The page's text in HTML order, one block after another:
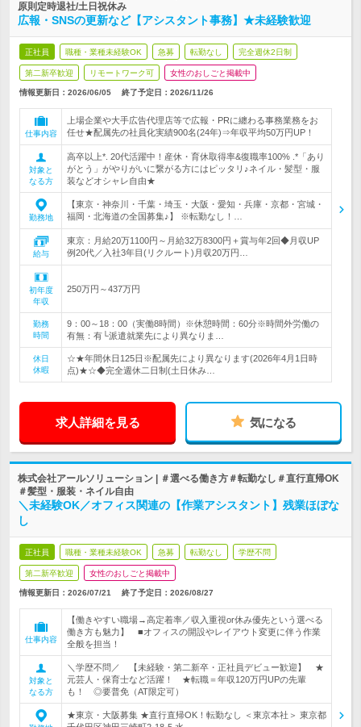
原則定時退社/土日祝休み
広報・SNSの更新など【アシスタント事務】★未経験歓迎
正社員 職種・業種未経験OK 急募 転勤なし 完全週休2日制
第二新卒歓迎 リモートワーク可 女性のおしごと掲載中
情報更新日：2026/06/05 終了予定日： 2026/11/26
仕事内容
上場企業や大手広告代理店等で広報・PRに纏わる事務業務をお
任せ★配属先の社員化実績900名(24年)⇒年収平均50万円UP！
対象と
なる方
高卒以上*. 20代活躍中！産休・育休取得率&復職率100% .*「あり
がとう」がやりがいに繋がる方にはピッタリ♪ネイル・髪型・服
装などオシャレ自由★
勤務地
【東京・神奈川・千葉・埼玉・大阪・愛知・兵庫・京都・宮城・
福岡・北海道の全国募集♪】 ※転勤なし！…
給与
東京：月給20万1100円～月給32万8300円＋賞与年2回◆月収UP
例20代／入社3年目(リクルート)月収20万円…
初年度
年収
250万円～437万円
勤務
時間
9：00～18：00（実働8時間）※休憩時間：60分※時間外労働の
有無：有└派遣就業先により異なりま…
休日
休暇
☆★年間休日125日※配属先により異なります(2026年4月1日時
点)★☆◆完全週休二日制(土日休み…
求人詳細を見る 気になる
株式会社アールソリューション | ＃選べる働き方＃転勤なし＃直行直帰OK
＃髪型・服装・ネイル自由
＼未経験OK／オフィス関連の【作業アシスタント】残業ほぼな
し
正社員 職種・業種未経験OK 急募 転勤なし 学歴不問
第二新卒歓迎 女性のおしごと掲載中
情報更新日：2026/07/21 終了予定日： 2026/08/27
仕事内容
【働きやすい職場→高定着率／収入重視or休み優先という選べる
働き方も魅力】 ■オフィスの開設やレイアウト変更に伴う作業
全般を担当！
対象と
なる方
＼学歴不問／ 【未経験・第二新卒・正社員デビュー歓迎】 ★
元芸人・保育士など活躍！ ★転職＝年収120万円UPの先輩
も！ ◎要普免（AT限定可）
★東京・大阪募集 ★直行直帰OK！転勤なし ＜東京本社＞ 東京都